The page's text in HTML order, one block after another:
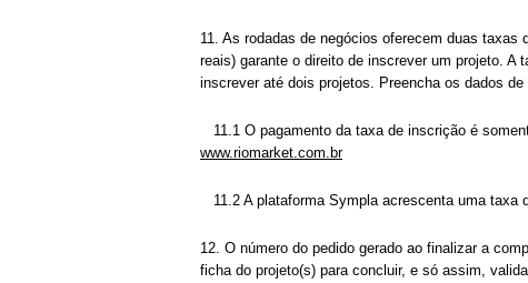
11. As rodadas de negócios oferecem duas
reais) garante o direito de inscrever um projeto. A
inscrever até dois projetos. Preencha os dados
11.1 O pagamento da taxa de inscrição é
www.riomarket.com.br
11.2 A plataforma Sympla acrescenta uma taxa
12. O número do pedido gerado ao finalizar a
ficha do projeto(s) para concluir, e só assim,